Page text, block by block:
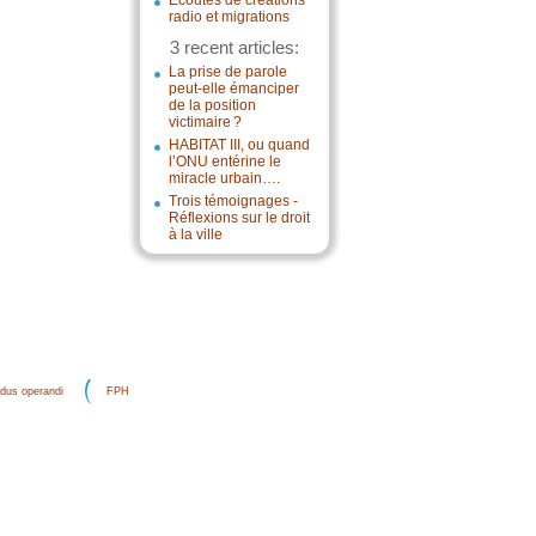
radio et migrations
3 recent articles:
La prise de parole
peut-elle émanciper
de la position
victimaire ?
HABITAT III, ou quand
l’ONU entérine le
miracle urbain….
Trois témoignages -
Réflexions sur le droit
à la ville
operandi FPH